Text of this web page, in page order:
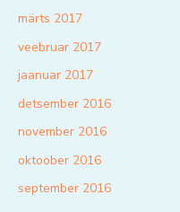
märts 2017
veebruar 2017
jaanuar 2017
detsember 2016
november 2016
oktoober 2016
september 2016